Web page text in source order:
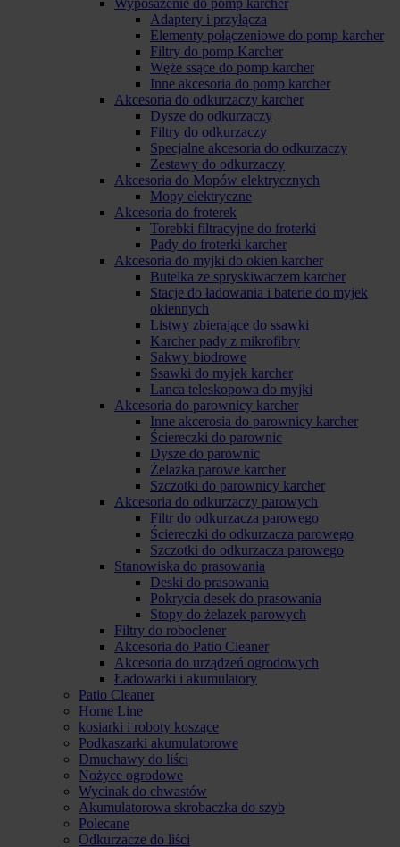
Wyposażenie do pomp karcher
Adaptery i przyłącza
Elementy połączeniowe do pomp karcher
Filtry do pomp Karcher
Węże ssące do pomp karcher
Inne akcesoria do pomp karcher
Akcesoria do odkurzaczy karcher
Dysze do odkurzaczy
Filtry do odkurzaczy
Specjalne akcesoria do odkurzaczy
Zestawy do odkurzaczy
Akcesoria do Mopów elektrycznych
Mopy elektryczne
Akcesoria do froterek
Torebki filtracyjne do froterki
Pady do froterki karcher
Akcesoria do myjki do okien karcher
Butelka ze spryskiwaczem karcher
Stacje do ładowania i baterie do myjek
okiennych
Listwy zbierające do ssawki
Karcher pady z mikrofibry
Sakwy biodrowe
Ssawki do myjek karcher
Lanca teleskopowa do myjki
Akcesoria do parownicy karcher
Inne akcerosia do parownicy karcher
Ściereczki do parownic
Dysze do parownic
Żelazka parowe karcher
Szczotki do parownicy karcher
Akcesoria do odkurzaczy parowych
Filtr do odkurzacza parowego
Ściereczki do odkurzacza parowego
Szczotki do odkurzacza parowego
Stanowiska do prasowania
Deski do prasowania
Pokrycia desek do prasowania
Stopy do żelazek parowych
Filtry do roboclener
Akcesoria do Patio Cleaner
Akcesoria do urządzeń ogrodowych
Ładowarki i akumulatory
Patio Cleaner
Home Line
kosiarki i roboty koszące
Podkaszarki akumulatorowe
Dmuchawy do liści
Nożyce ogrodowe
Wycinak do chwastów
Akumulatorowa skrobaczka do szyb
Polecane
Odkurzacze do liści